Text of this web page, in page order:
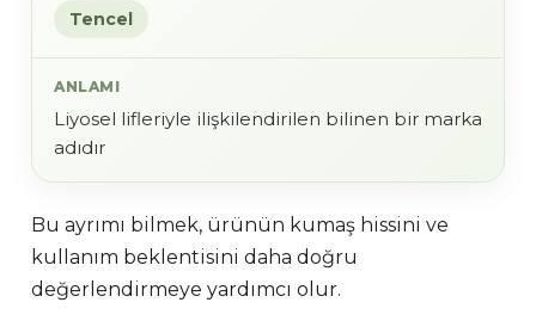
Tencel
Liyosel lifleriyle ilişkilendirilen bilinen bir marka
adıdır
Bu ayrımı bilmek, ürünün kumaş hissini ve
kullanım beklentisini daha doğru
değerlendirmeye yardımcı olur.